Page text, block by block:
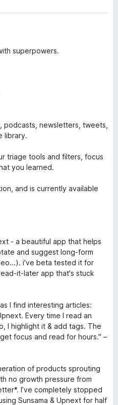
superpowers.
newsletters, tweets,
library.
triage tools and filters, focus
you learned.
and is currently available
- a beautiful app that helps
and suggest long-form
i've beta tested it for
it-later app that's stuck
I find interesting articles:
Every time I read an
I highlight it & add tags. The
focus and read for hours." –
of products sprouting
no growth pressure from
I’ve completely stopped
Sunsama & Upnext for half